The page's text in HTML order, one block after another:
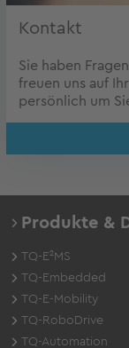
Kontakt
Sie haben
freuen uns auf
persönlich um
Produkte &
TQ-E²MS
TQ-Embedded
TQ-E-Mobility
TQ-RoboDrive
TQ-Automation